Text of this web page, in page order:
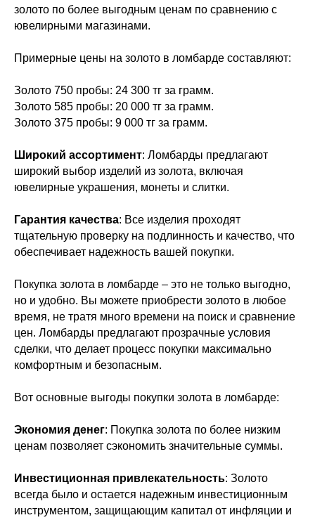
золото по более выгодным ценам по сравнению с
ювелирными магазинами.
Примерные цены на золото в ломбарде составляют:
Золото 750 пробы: 24 300 тг за грамм.
Золото 585 пробы: 20 000 тг за грамм.
Золото 375 пробы: 9 000 тг за грамм.
Широкий ассортимент: Ломбарды предлагают
широкий выбор изделий из золота, включая
ювелирные украшения, монеты и слитки.
Гарантия качества: Все изделия проходят
тщательную проверку на подлинность и качество, что
обеспечивает надежность вашей покупки.
Покупка золота в ломбарде – это не только выгодно,
но и удобно. Вы можете приобрести золото в любое
время, не тратя много времени на поиск и сравнение
цен. Ломбарды предлагают прозрачные условия
сделки, что делает процесс покупки максимально
комфортным и безопасным.
Вот основные выгоды покупки золота в ломбарде:
Экономия денег: Покупка золота по более низким
ценам позволяет сэкономить значительные суммы.
Инвестиционная привлекательность: Золото
всегда было и остается надежным инвестиционным
инструментом, защищающим капитал от инфляции и